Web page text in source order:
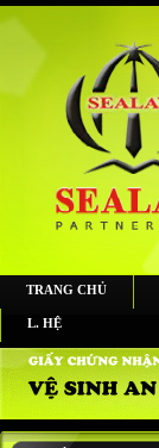
TRANG CHỦ
L. HỆ